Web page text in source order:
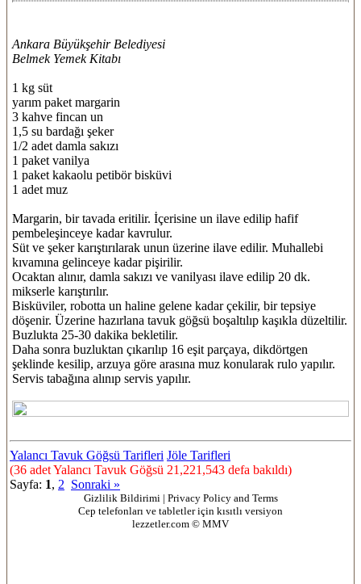
Ankara Büyükşehir Belediyesi
Belmek Yemek Kitabı
1 kg süt
yarım paket margarin
3 kahve fincan un
1,5 su bardağı şeker
1/2 adet damla sakızı
1 paket vanilya
1 paket kakaolu petibör bisküvi
1 adet muz
Margarin, bir tavada eritilir. İçerisine un ilave edilip hafif
pembeleşinceye kadar kavrulur.
Süt ve şeker karıştırılarak unun üzerine ilave edilir. Muhallebi
kıvamına gelinceye kadar pişirilir.
Ocaktan alınır, damla sakızı ve vanilyası ilave edilip 20 dk.
mikserle karıştırılır.
Bisküviler, robotta un haline gelene kadar çekilir, bir tepsiye
döşenir. Üzerine hazırlana tavuk göğsü boşaltılıp kaşıkla düzeltilir.
Buzlukta 25-30 dakika bekletilir.
Daha sonra buzluktan çıkarılıp 16 eşit parçaya, dikdörtgen
şeklinde kesilip, arzuya göre arasına muz konularak rulo yapılır.
Servis tabağına alınıp servis yapılır.
Yalancı Tavuk Göğsü Tarifleri Jöle Tarifleri
(36 adet Yalancı Tavuk Göğsü 21,221,543 defa bakıldı)
Sayfa: 1, 2 Sonraki »
Gizlilik Bildirimi | Privacy Policy and Terms
Cep telefonları ve tabletler için kısıtlı versiyon
lezzetler.com © MMV